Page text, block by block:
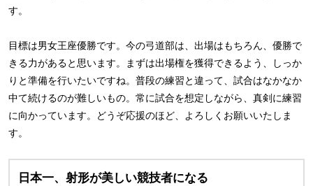
す。
目標は男女王座優勝です。今の弓道部は、出場はもちろん、優勝で
きる力があると思います。まずは出場権を獲得できるよう、しっか
りと準備を行いたいですね。普段の練習と違って、試合はなかなか
中て続けるのが難しいもの。常に試合を想定しながら、真剣に練習
に向かっています。どうぞ応援のほど、よろしくお願いいたしま
す。
日本一、射形が美しい競技者になる